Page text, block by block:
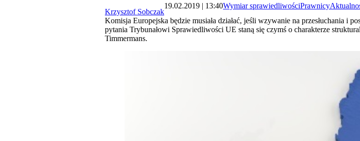
Krzysztof Sobczak
19.02.2019 | 13:40Wymiar sprawiedliwościPrawnicy
Komisja Europejska będzie musiała działać, jeśli wzywanie na przesłuchania i
pytania Trybunałowi Sprawiedliwości UE staną się czymś o charakterze
Timmermans.